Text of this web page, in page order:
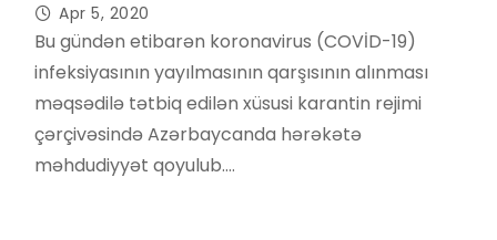
Apr 5, 2020
Bu gündən etibarən koronavirus (COVİD-19)
infeksiyasının yayılmasının qarşısının alınması
məqsədilə tətbiq edilən xüsusi karantin rejimi
çərçivəsində Azərbaycanda hərəkətə
məhdudiyyət qoyulub.…